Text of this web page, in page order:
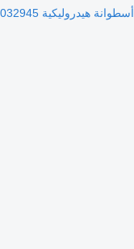
أسطوانة هيدروليكية 41032945 لـ الشاحنات IVECO Stralis